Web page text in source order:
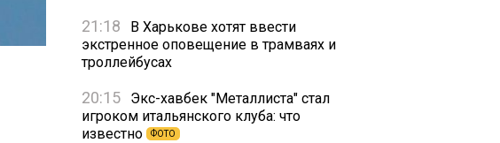
21:18
В Харькове хотят ввести
экстренное оповещение в трамваях и
троллейбусах
20:15
Экс-хавбек "Металлиста" стал
игроком итальянского клуба: что
известно
ФОТО